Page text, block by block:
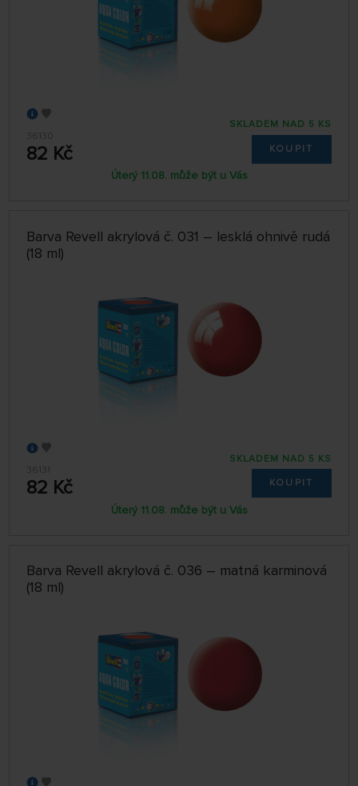
36130
82 Kč
SKLADEM NAD 5 KS
KOUPIT
Úterý 11.08. může být u Vás
Barva Revell akrylová č. 031 – lesklá ohnivě rudá
(18 ml)
36131
82 Kč
SKLADEM NAD 5 KS
KOUPIT
Úterý 11.08. může být u Vás
Barva Revell akrylová č. 036 – matná karminová
(18 ml)